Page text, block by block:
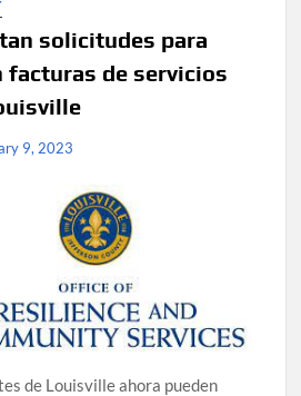
solicitudes para
facturas de servicios
9, 2023
de Louisville ahora pueden